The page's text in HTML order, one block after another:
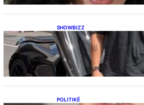
SHOWBIZZ
Ish-banori i Big Brother
Kuqi ua mbyll gojën
dëshmi për
POLITIKË